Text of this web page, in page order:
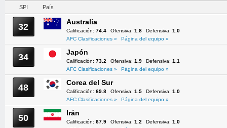
SPI País
32 Australia
Calificación: 74.4 Ofensiva: 1.8 Defensiva: 1.0
AFC Clasificaciones »
Página del equipo »
34 Japón
Calificación: 73.2 Ofensiva: 1.9 Defensiva: 1.1
AFC Clasificaciones »
Página del equipo »
48 Corea del Sur
Calificación: 69.8 Ofensiva: 1.5 Defensiva: 1.0
AFC Clasificaciones »
Página del equipo »
50 Irán
Calificación: 67.9 Ofensiva: 1.2 Defensiva: 1.0